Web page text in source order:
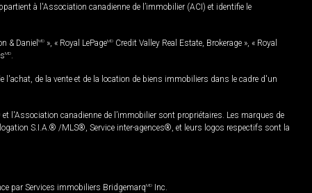
à l'Association canadienne de l’immobilier (ACI) et identifie le
& Daniel MD », « Royal LePageMD Credit Valley Real Estate, Brokerage », « Royal
MD
de la vente et de la location de biens immobiliers dans le cadre d'un
l'Association canadienne de l’immobilier sont propriétaires. Les marques de
S.I.A.® /MLS®, Service inter-agences®, et leurs logos respectifs sont la
par Services immobiliers BridgemarqMD Inc.